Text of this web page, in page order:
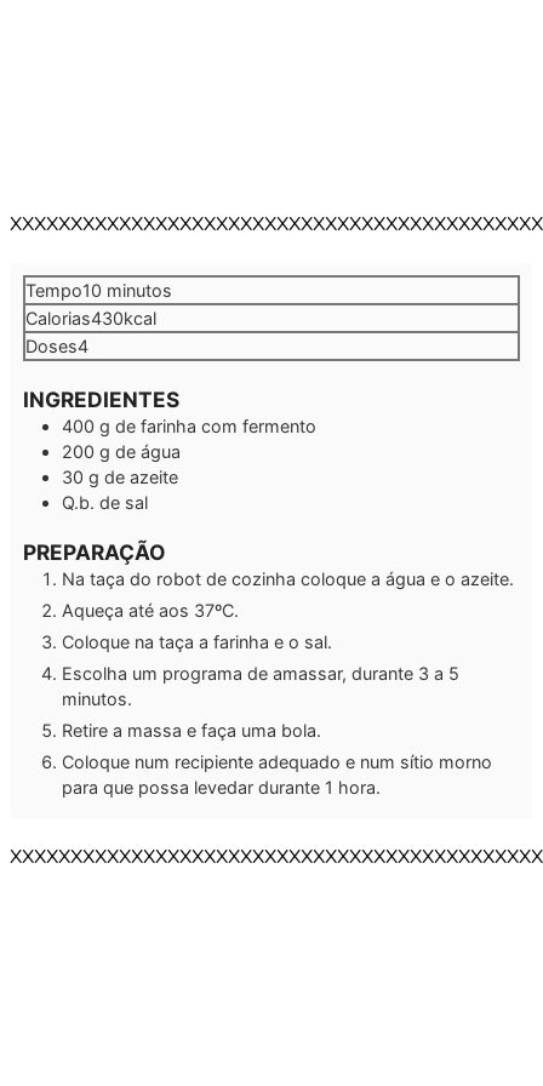
Tempo10 minutos
minutos
Calorias430kcal
Doses4
INGREDIENTES
400 g de farinha com fermento
200 g de água
30 g de azeite
Q.b. de sal
PREPARAÇÃO
Na taça do robot de cozinha coloque a água e o azeite.
Aqueça até aos 37ºC.
Coloque na taça a farinha e o sal.
Escolha um programa de amassar, durante 3 a 5
minutos.
Retire a massa e faça uma bola.
Coloque num recipiente adequado e num sítio morno
para que possa levedar durante 1 hora.